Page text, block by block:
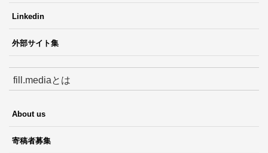
Linkedin
外部サイト集
fill.mediaとは
About us
寄稿者募集